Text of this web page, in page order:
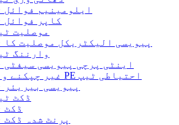
ایلومینیم فوائل
کاپر فوائل
موصلیت
پیویسی الیکٹریکل موصلیت کا
وارننگ
اینٹی پرچی پیویسی سیفٹی
غیر چپکنے والی PE احتیاطی ٹیپ
پیویسی بیریئر
ڈکٹ
ڈکٹ
پرنٹ شدہ ڈکٹ